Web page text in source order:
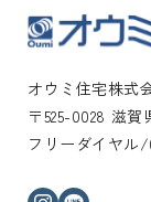
オウミ住宅株式
〒525-0028 滋賀
フリーダイヤル